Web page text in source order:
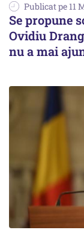
Publicat pe 11
Se propune
Ovidiu
nu a mai